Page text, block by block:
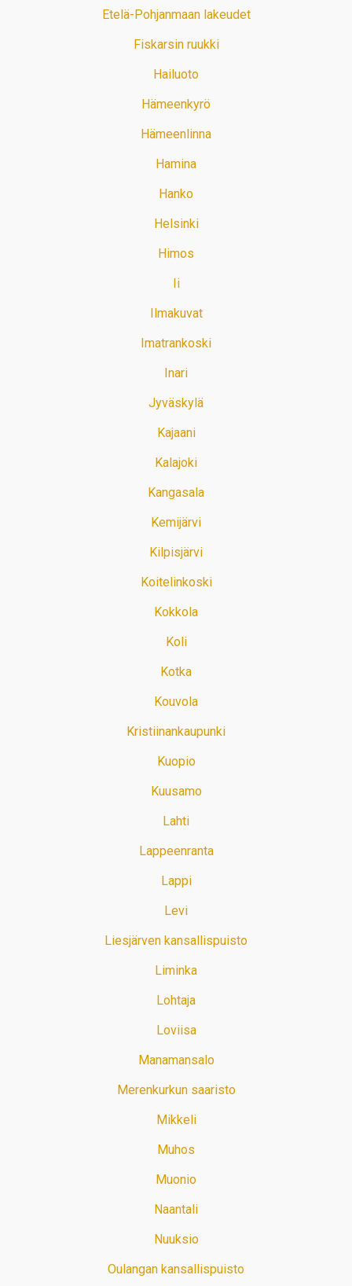
Etelä-Pohjanmaan lakeudet
Fiskarsin ruukki
Hailuoto
Hämeenkyrö
Hämeenlinna
Hamina
Hanko
Helsinki
Himos
Ii
Ilmakuvat
Imatrankoski
Inari
Jyväskylä
Kajaani
Kalajoki
Kangasala
Kemijärvi
Kilpisjärvi
Koitelinkoski
Kokkola
Koli
Kotka
Kouvola
Kristiinankaupunki
Kuopio
Kuusamo
Lahti
Lappeenranta
Lappi
Levi
Liesjärven kansallispuisto
Liminka
Lohtaja
Loviisa
Manamansalo
Merenkurkun saaristo
Mikkeli
Muhos
Muonio
Naantali
Nuuksio
Oulangan kansallispuisto